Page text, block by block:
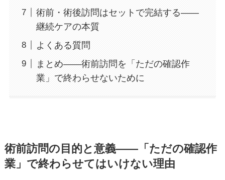
術前・術後訪問はセットで完結する——
継続ケアの本質
よくある質問
まとめ——術前訪問を「ただの確認作
業」で終わらせないために
術前訪問の目的と意義——「ただの確認作
業」で終わらせてはいけない理由